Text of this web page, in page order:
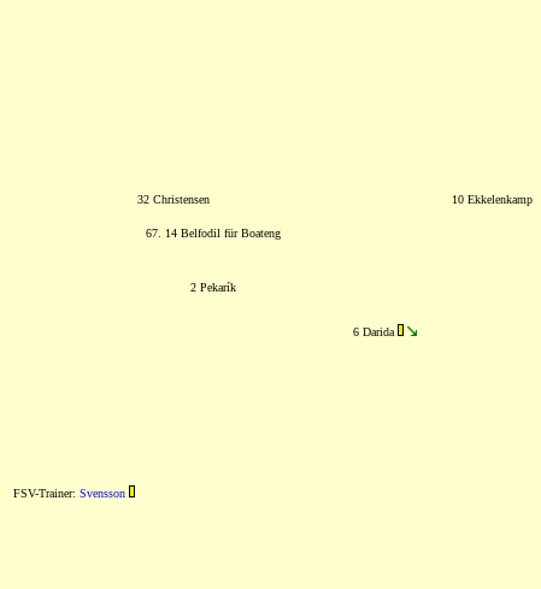
32 Christensen
10 Ekkelenkamp
67. 14 Belfodil für Boateng
2 Pekarík
6 Darida
FSV-Trainer: Svensson